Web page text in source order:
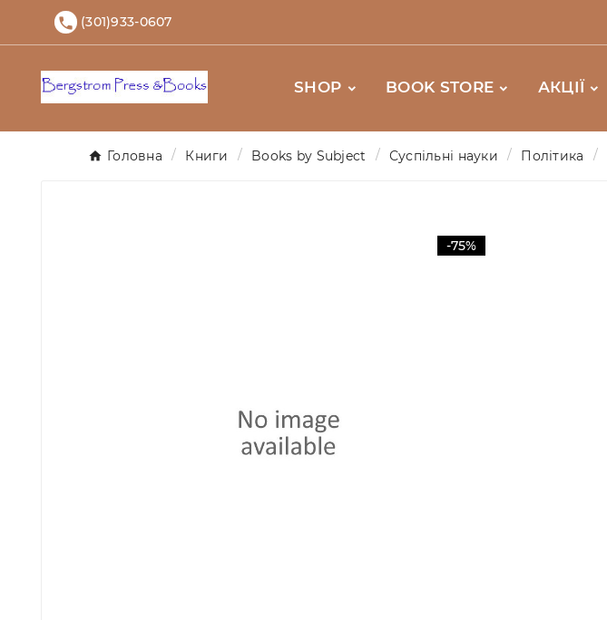
 (301)933-0607
SHOP BOOK STORE АКЦІЇ
Головна Книги Books by Subject Суспільні науки Політика
-75%